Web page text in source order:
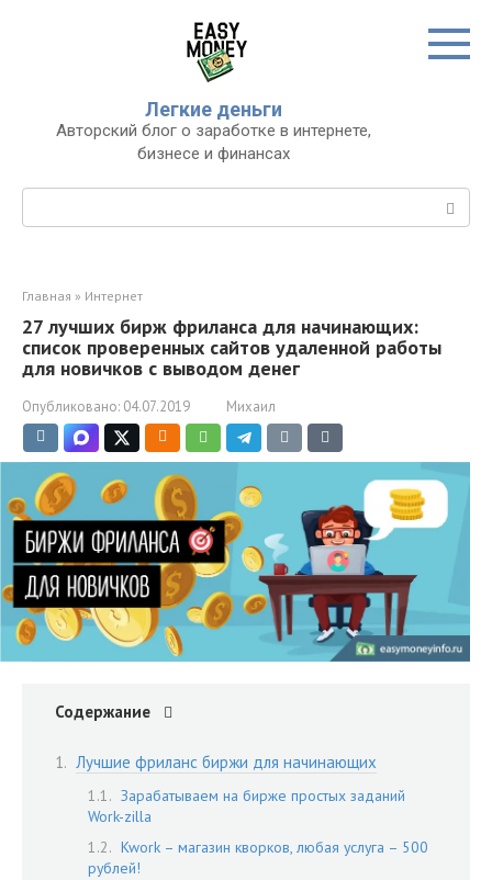
Легкие деньги
Авторский блог о заработке в интернете,
бизнесе и финансах
Поиск:
Главная » Интернет
27 лучших бирж фриланса для начинающих:
список проверенных сайтов удаленной работы
для новичков с выводом денег
Опубликовано: 04.07.2019 Михаил
Содержание
Лучшие фриланс биржи для начинающих
Зарабатываем на бирже простых заданий
Work-zilla
Kwork – магазин кворков, любая услуга – 500
рублей!